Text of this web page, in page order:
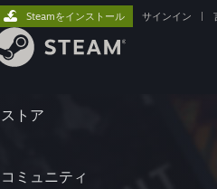
ストア
コミュニティ
Steamをインストール サインイン